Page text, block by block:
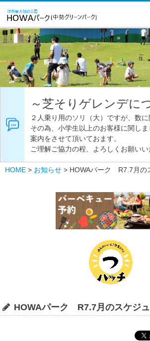
～芝そりゲレンデに
２人乗り用のソリ（大）ですが、数に
その為、小学生以上のお客様に関し
案内をさせて頂いておます。
ご理解ご協力の程、よろしくお願いい
HOME > お知らせ > HOWAパーク R7.7月の
HOWAパーク R7.7月のスケジ